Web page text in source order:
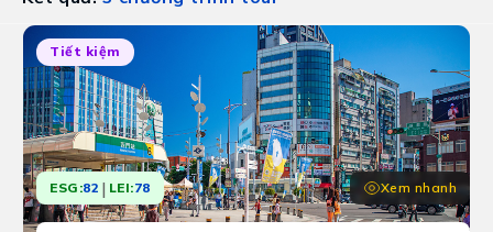
Tiết kiệm
ESG:82 | LEI:78 Xem nhanh